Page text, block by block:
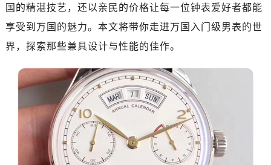
国的精湛技艺，还以亲民的价格让每一位钟表爱好者都能
享受到万国的魅力。本文将带你走进万国入门级男表的世
界，探索那些兼具设计与性能的佳作。